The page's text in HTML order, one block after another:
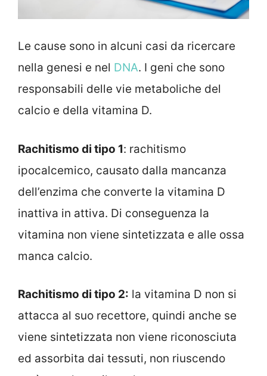
Le cause sono in alcuni casi da ricercare
nella genesi e nel DNA. I geni che sono
responsabili delle vie metaboliche del
calcio e della vitamina D.
Rachitismo di tipo 1: rachitismo
ipocalcemico, causato dalla mancanza
dell’enzima che converte la vitamina D
inattiva in attiva. Di conseguenza la
vitamina non viene sintetizzata e alle ossa
manca calcio.
Rachitismo di tipo 2: la vitamina D non si
attacca al suo recettore, quindi anche se
viene sintetizzata non viene riconosciuta
ed assorbita dai tessuti, non riuscendo